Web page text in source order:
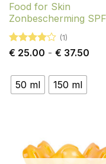
Food for Skin
Zonbescherming
Gewaardeerd
(1)
€ 25.00 - € 37.50
50 ml 150 ml